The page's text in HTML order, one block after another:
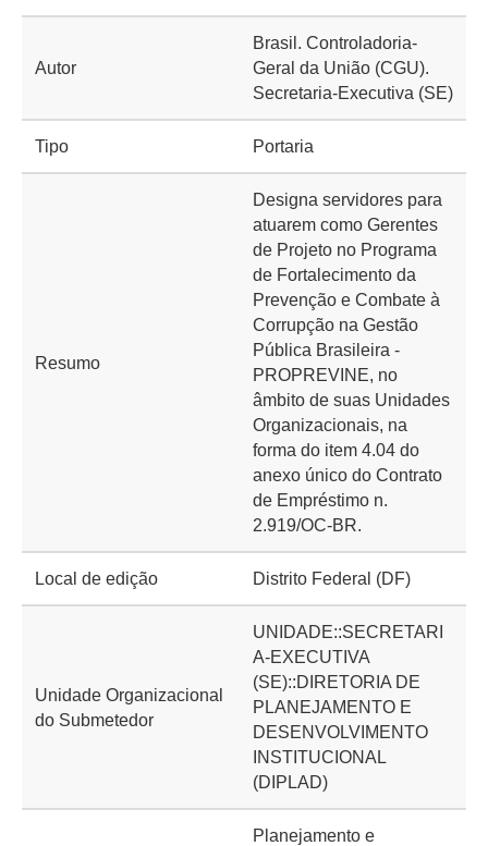
Autor
Brasil. Controladoria-
Geral da União (CGU).
Secretaria-Executiva (SE)
Tipo Portaria
Resumo
Designa servidores para
atuarem como Gerentes
de Projeto no Programa
de Fortalecimento da
Prevenção e Combate à
Corrupção na Gestão
Pública Brasileira -
PROPREVINE, no
âmbito de suas Unidades
Organizacionais, na
forma do item 4.04 do
anexo único do Contrato
de Empréstimo n.
2.919/OC-BR.
Local de edição Distrito Federal (DF)
Unidade Organizacional
do Submetedor
UNIDADE::SECRETARI
A-EXECUTIVA
(SE)::DIRETORIA DE
PLANEJAMENTO E
DESENVOLVIMENTO
INSTITUCIONAL
(DIPLAD)
Planejamento e